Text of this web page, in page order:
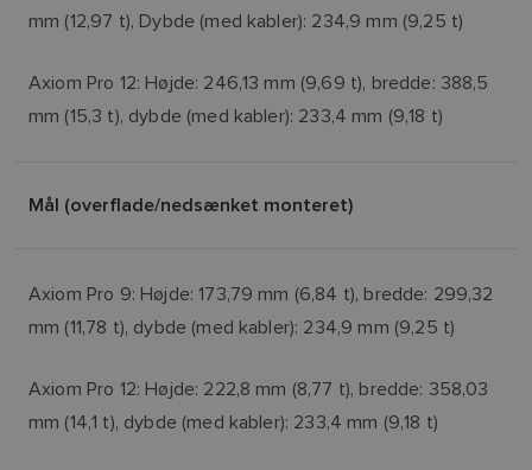
mm (12,97 t), Dybde (med kabler): 234,9 mm (9,25 t)
Axiom Pro 12: Højde: 246,13 mm (9,69 t), bredde: 388,5
mm (15,3 t), dybde (med kabler): 233,4 mm (9,18 t)
Mål (overflade/nedsænket monteret)
Axiom Pro 9: Højde: 173,79 mm (6,84 t), bredde: 299,32
mm (11,78 t), dybde (med kabler): 234,9 mm (9,25 t)
Axiom Pro 12: Højde: 222,8 mm (8,77 t), bredde: 358,03
mm (14,1 t), dybde (med kabler): 233,4 mm (9,18 t)